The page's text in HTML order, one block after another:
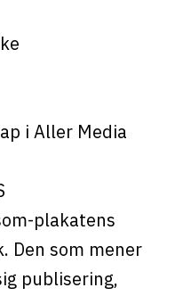
i Aller Media
plakatens
Den som mener
publisering,